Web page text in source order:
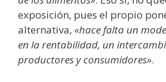
exposición, pues el propio
alternativa, «hace falta un
en la rentabilidad, un
productores y consumidores».